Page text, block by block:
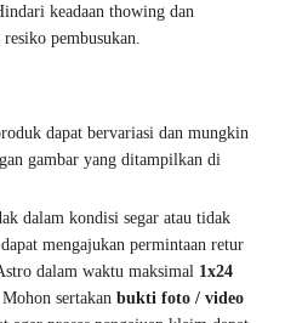
keadaan thowing dan
pembusukan.
dapat bervariasi dan mungkin
gambar yang ditampilkan di
dalam kondisi segar atau tidak
mengajukan permintaan retur
dalam waktu maksimal 1x24
sertakan bukti foto / video